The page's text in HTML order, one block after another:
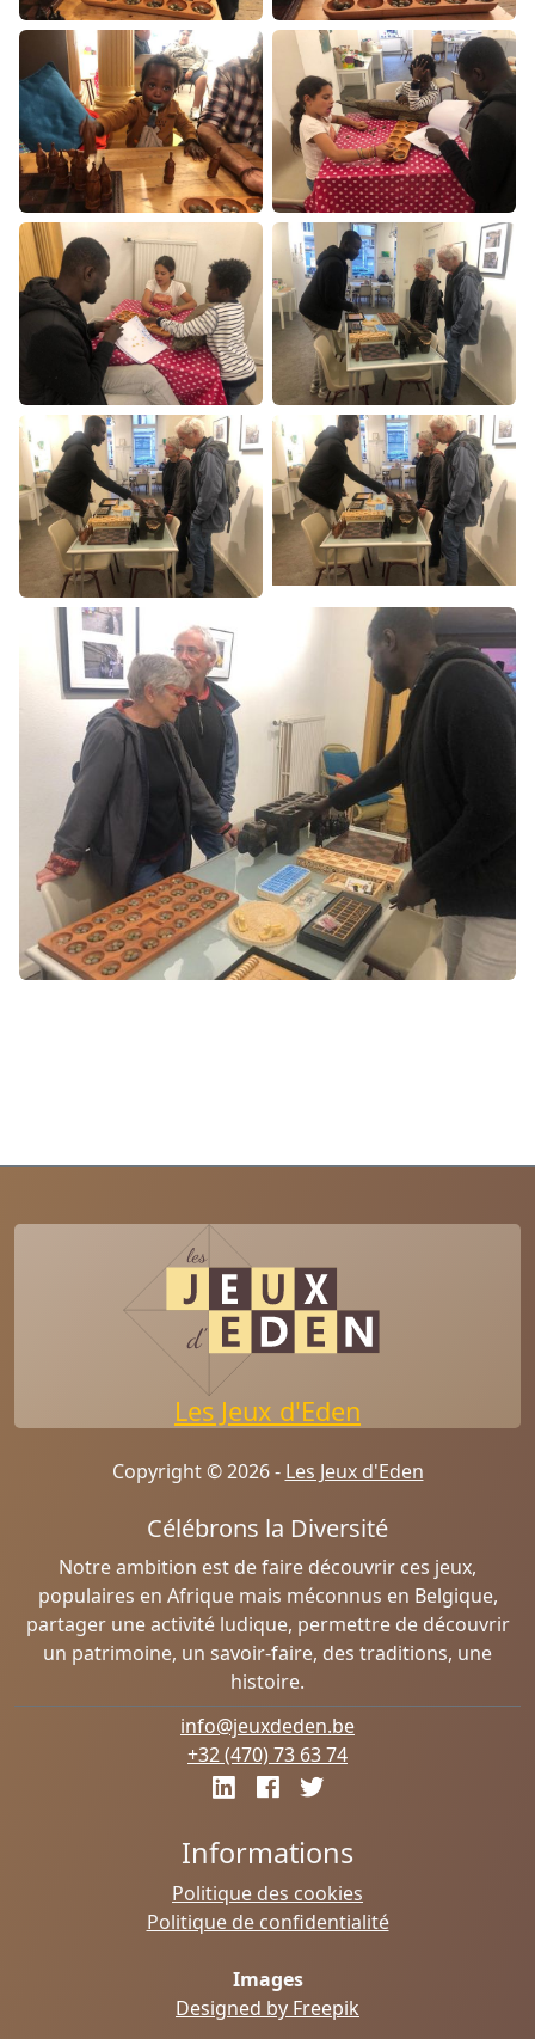
Les Jeux d'Eden
Copyright © 2026 - Les Jeux d'Eden
Célébrons la Diversité
Notre ambition est de faire découvrir ces jeux,
populaires en Afrique mais méconnus en Belgique,
partager une activité ludique, permettre de découvrir
un patrimoine, un savoir-faire, des traditions, une
histoire.
info@jeuxdeden.be
+32 (470) 73 63 74
Informations
Politique des cookies
Politique de confidentialité
Images
Designed by Freepik